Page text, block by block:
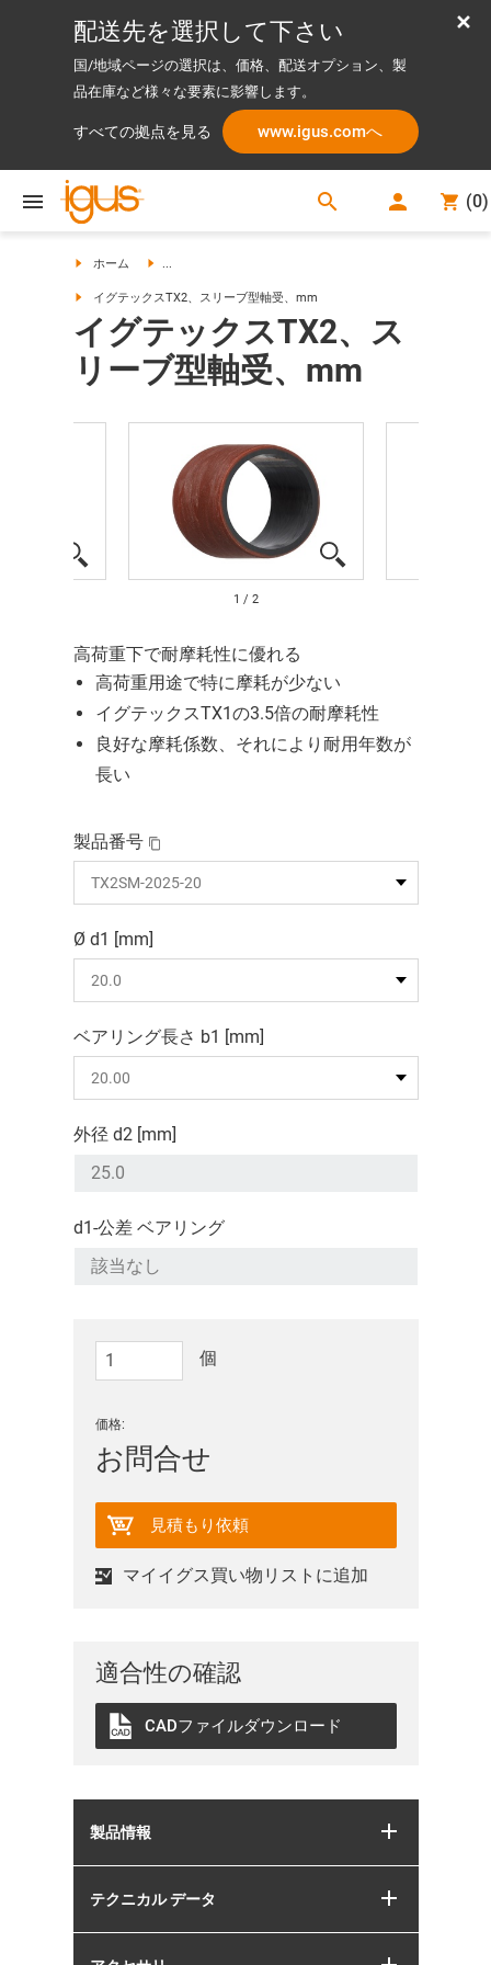
配送先を選択して下さい
国/地域ページの選択は、価格、配送オプション、製
品在庫など様々な要素に影響します。
すべての拠点を見る www.igus.comへ
search (0)
ホーム ...
イグテックスTX2、スリーブ型軸受、mm
イグテックスTX2、ス
リーブ型軸受、mm
1 / 2
高荷重下で耐摩耗性に優れる
高荷重用途で特に摩耗が少ない
イグテックスTX1の3.5倍の耐摩耗性
良好な摩耗係数、それにより耐用年数が
長い
製品番号
Ø d1 [mm]
ベアリング長さ b1 [mm]
外径 d2 [mm]
d1-公差 ベアリング
個
価格:
お問合せ
見積もり依頼
マイイグス買い物リストに追加
適合性の確認
CADファイルダウンロード
製品情報
テクニカル データ